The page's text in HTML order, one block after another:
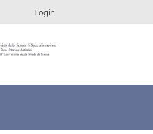
Login